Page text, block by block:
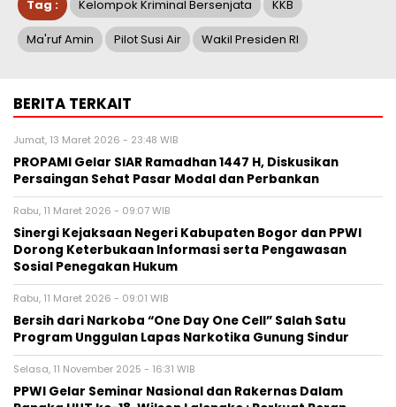
Tag : Kelompok Kriminal Bersenjata KKB
Ma'ruf Amin Pilot Susi Air Wakil Presiden RI
BERITA TERKAIT
Jumat, 13 Maret 2026 - 23:48 WIB
PROPAMI Gelar SIAR Ramadhan 1447 H, Diskusikan
Persaingan Sehat Pasar Modal dan Perbankan
Rabu, 11 Maret 2026 - 09:07 WIB
Sinergi Kejaksaan Negeri Kabupaten Bogor dan PPWI
Dorong Keterbukaan Informasi serta Pengawasan
Sosial Penegakan Hukum
Rabu, 11 Maret 2026 - 09:01 WIB
Bersih dari Narkoba “One Day One Cell” Salah Satu
Program Unggulan Lapas Narkotika Gunung Sindur
Selasa, 11 November 2025 - 16:31 WIB
PPWI Gelar Seminar Nasional dan Rakernas Dalam